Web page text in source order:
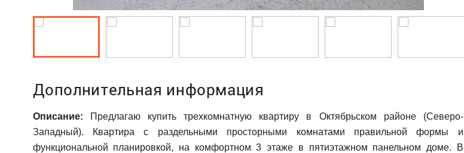
Дополнительная информация
Описание: Предлагаю купить трехкомнатную квартиру в Октябрьском районе (Северо-
Западный). Квартира с раздельными просторными комнатами правильной формы и
функциональной планировкой, на комфортном 3 этаже в пятиэтажном панельном доме. В